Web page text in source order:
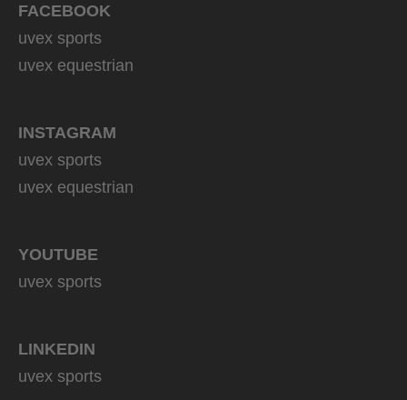
FACEBOOK
uvex sports
uvex equestrian
INSTAGRAM
uvex sports
uvex equestrian
YOUTUBE
uvex sports
LINKEDIN
uvex sports